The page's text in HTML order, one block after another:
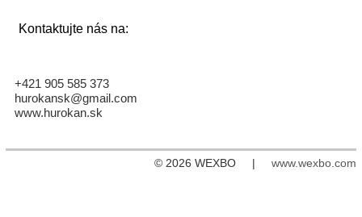
Kontaktujte nás na:
+421 905 585 373
hurokansk@gmail.com
www.hurokan.sk
© 2026 WEXBO | www.wexbo.com